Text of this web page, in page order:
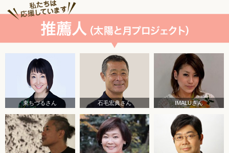
東ちづるさん 石毛宏典さん IMALUさん